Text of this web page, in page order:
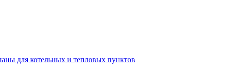
для котельных и тепловых пунктов